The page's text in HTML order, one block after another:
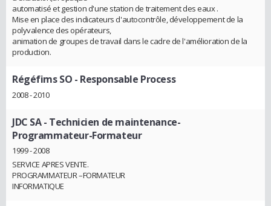
automatisé et gestion d'une station de traitement des eaux .
Mise en place des indicateurs d'autocontrôle, développement de la
polyvalence des opérateurs,
animation de groupes de travail dans le cadre de l'amélioration de la
production.
Régéfims SO - Responsable Process
2008 - 2010
JDC SA- Technicien de maintenance-
Programmateur-Formateur
1999 - 2008
SERVICE APRES VENTE.
PROGRAMMATEUR –FORMATEUR
INFORMATIQUE